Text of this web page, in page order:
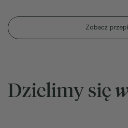
Zobacz
Dzielimy się